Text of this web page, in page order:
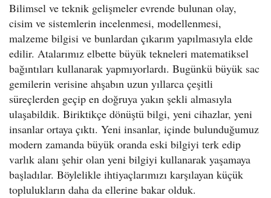
Bilimsel ve teknik gelişmeler evrende bulunan olay,
cisim ve sistemlerin incelenmesi, modellenmesi,
malzeme bilgisi ve bunlardan çıkarım yapılmasıyla elde
edilir. Atalarımız elbette büyük tekneleri matematiksel
bağıntıları kullanarak yapmıyorlardı. Bugünkü büyük sac
gemilerin verisine ahşabın uzun yıllarca çeşitli
süreçlerden geçip en doğruya yakın şekli almasıyla
ulaşabildik. Biriktikçe dönüştü bilgi, yeni cihazlar, yeni
insanlar ortaya çıktı. Yeni insanlar, içinde bulunduğumuz
modern zamanda büyük oranda eski bilgiyi terk edip
varlık alanı şehir olan yeni bilgiyi kullanarak yaşamaya
başladılar. Böylelikle ihtiyaçlarımızı karşılayan küçük
toplulukların daha da ellerine bakar olduk.